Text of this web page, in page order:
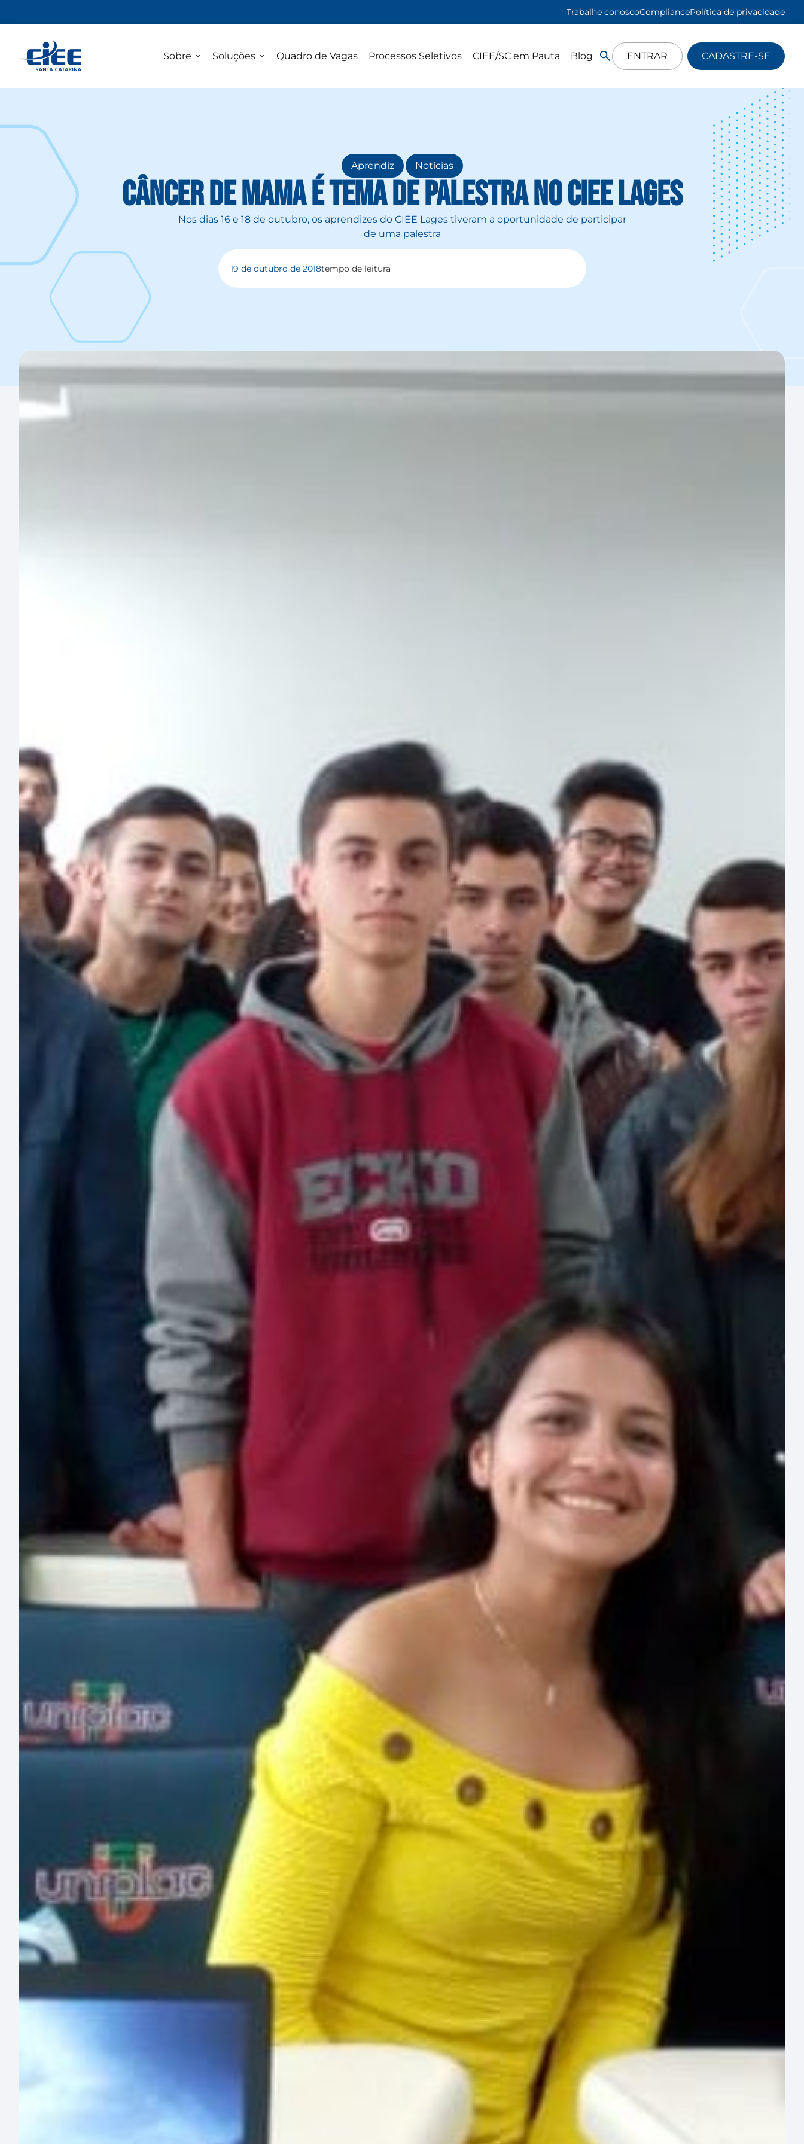
Trabalhe conoscoCompliancePolítica de privacidade
Sobre Soluções Quadro de Vagas Processos Seletivos CIEE/SC em Pauta Blog ENTRAR CADASTRE-SE
Aprendiz , Notícias
Câncer de mama é tema de palestra no CIEE Lages
Nos dias 16 e 18 de outubro, os aprendizes do CIEE Lages tiveram a oportunidade de participar
de uma palestra
19 de outubro de 2018tempo de leitura